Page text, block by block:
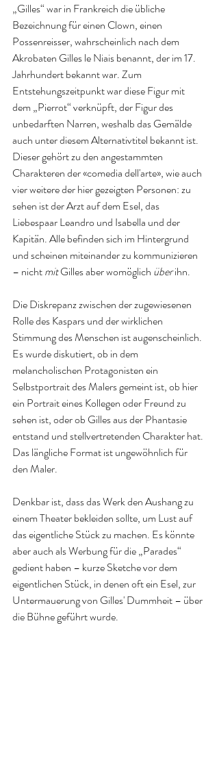
„Gilles“ war in Frankreich die übliche
Bezeichnung für einen Clown, einen
Possenreisser, wahrscheinlich nach dem
Akrobaten Gilles le Niais benannt, der im 17.
Jahrhundert bekannt war. Zum
Entstehungszeitpunkt war diese Figur mit
dem „Pierrot“ verknüpft, der Figur des
unbedarften Narren, weshalb das Gemälde
auch unter diesem Alternativtitel bekannt ist.
Dieser gehört zu den angestammten
Charakteren der «comedia dell'arte», wie auch
vier weitere der hier gezeigten Personen: zu
sehen ist der Arzt auf dem Esel, das
Liebespaar Leandro und Isabella und der
Kapitän. Alle befinden sich im Hintergrund
und scheinen miteinander zu kommunizieren
– nicht mit Gilles aber womöglich über ihn.
Die Diskrepanz zwischen der zugewiesenen
Rolle des Kaspars und der wirklichen
Stimmung des Menschen ist augenscheinlich.
Es wurde diskutiert, ob in dem
melancholischen Protagonisten ein
Selbstportrait des Malers gemeint ist, ob hier
ein Portrait eines Kollegen oder Freund zu
sehen ist, oder ob Gilles aus der Phantasie
entstand und stellvertretenden Charakter hat.
Das längliche Format ist ungewöhnlich für
den Maler.
Denkbar ist, dass das Werk den Aushang zu
einem Theater bekleiden sollte, um Lust auf
das eigentliche Stück zu machen. Es könnte
aber auch als Werbung für die „Parades“
gedient haben – kurze Sketche vor dem
eigentlichen Stück, in denen oft ein Esel, zur
Untermauerung von Gilles' Dummheit – über
die Bühne geführt wurde.